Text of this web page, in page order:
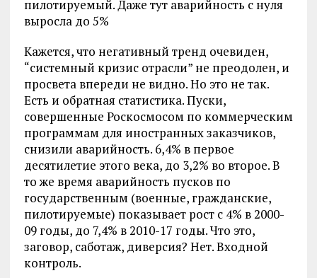
пилотируемый. Даже тут аварийность с нуля
выросла до 5%
Кажется, что негативный тренд очевиден,
“системный кризис отрасли” не преодолен, и
просвета впереди не видно. Но это не так.
Есть и обратная статистика. Пуски,
совершенные Роскосмосом по коммерческим
программам для иностранных заказчиков,
снизили аварийность. 6,4% в первое
десятилетие этого века, до 3,2% во второе. В
то же время аварийность пусков по
государственным (военные, гражданские,
пилотируемые) показывает рост с 4% в 2000-
09 годы, до 7,4% в 2010-17 годы. Что это,
заговор, саботаж, диверсия? Нет. Входной
контроль.